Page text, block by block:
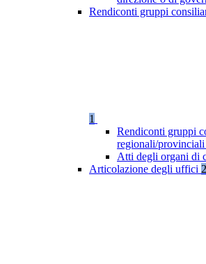
Rendiconti gruppi
1
Rendiconti gruppi
regionali/provinciali
Atti degli organi di
Articolazione degli uffici 2